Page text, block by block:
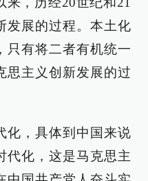
发展的过程。本土化
只有将二者有机统一
思主义创新发展的过
化，具体到中国来说
代化，这是马克思主